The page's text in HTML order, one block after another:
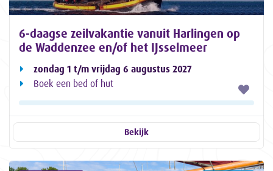
6-daagse zeilvakantie vanuit Harlingen op
de Waddenzee en/of het IJsselmeer
zondag 1 t/m vrijdag 6 augustus 2027
Boek een bed of hut
Bekijk